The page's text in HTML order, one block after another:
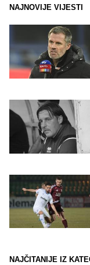
NAJNOVIJE VIJESTI
NAJČITANIJE IZ